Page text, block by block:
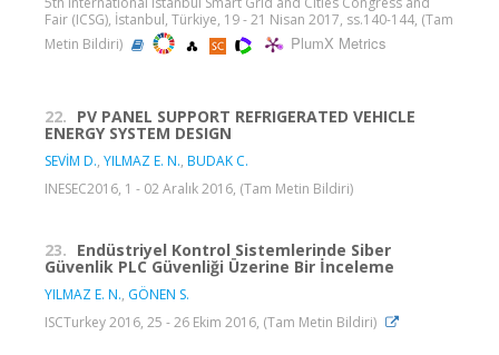
Fair (ICSG), İstanbul, Türkiye, 19 - 21 Nisan 2017, ss.140-144, (Tam
Metin Bildiri)
PlumX Metrics
22. PV PANEL SUPPORT REFRIGERATED VEHICLE
ENERGY SYSTEM DESIGN
SEVİM D., YILMAZ E. N., BUDAK C.
INESEC2016, 1 - 02 Aralık 2016, (Tam Metin Bildiri)
23. Endüstriyel Kontrol Sistemlerinde Siber
Güvenlik PLC Güvenliği Üzerine Bir İnceleme
YILMAZ E. N., GÖNEN S.
ISCTurkey 2016, 25 - 26 Ekim 2016, (Tam Metin Bildiri)